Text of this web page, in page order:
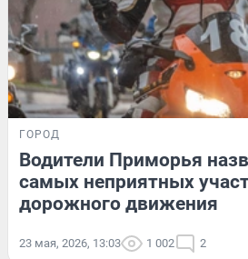
ГОРОД
Водители Приморья
самых неприятных
дорожного движения
23 мая, 2026, 13:03 1 002 2